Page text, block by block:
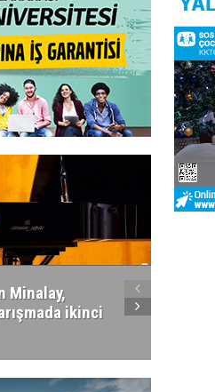
Minalay,
ikinci